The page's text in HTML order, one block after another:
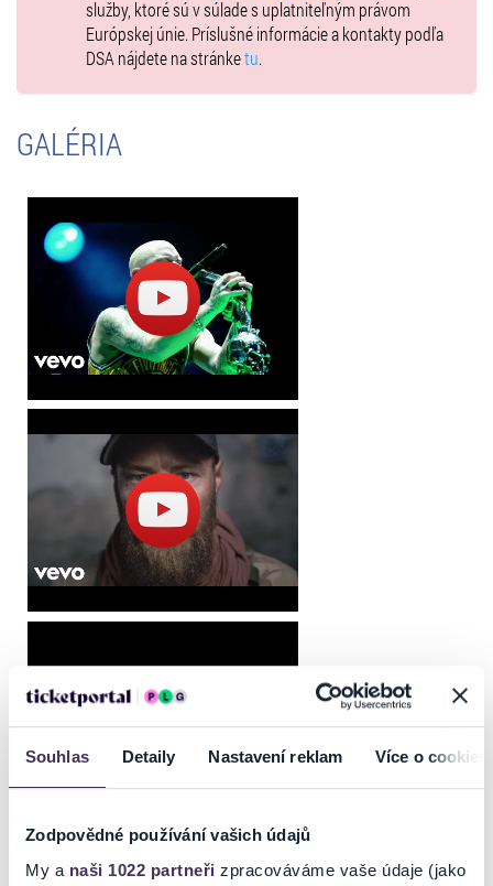
Souhlas Detaily Nastavení reklam Více o cookies
Zodpovědné používání vašich údajů
My a naši 1022 partneři zpracováváme vaše údaje (jako
služby, ktoré sú v súlade s uplatniteľným právom
Európskej únie. Príslušné informácie a kontakty podľa
DSA nájdete na stránketu.
GALÉRIA